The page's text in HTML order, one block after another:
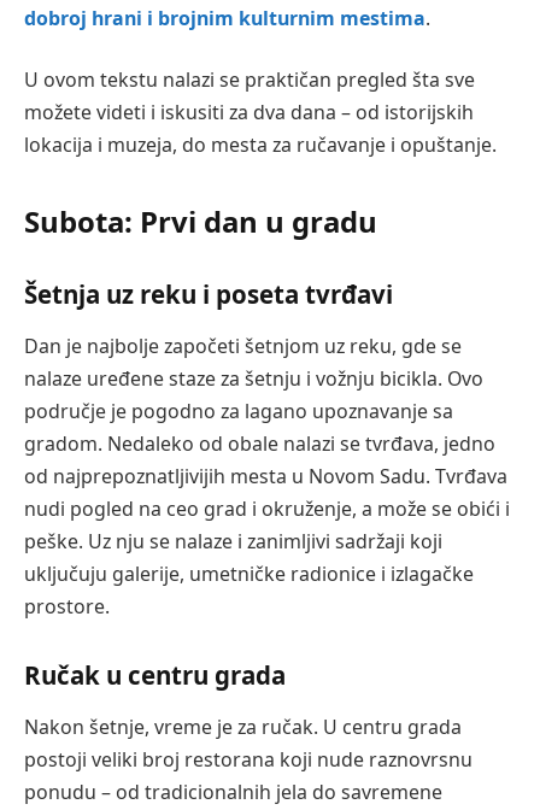
dobroj hrani i brojnim kulturnim mestima.
U ovom tekstu nalazi se praktičan pregled šta sve
možete videti i iskusiti za dva dana – od istorijskih
lokacija i muzeja, do mesta za ručavanje i opuštanje.
Subota: Prvi dan u gradu
Šetnja uz reku i poseta tvrđavi
Dan je najbolje započeti šetnjom uz reku, gde se
nalaze uređene staze za šetnju i vožnju bicikla. Ovo
područje je pogodno za lagano upoznavanje sa
gradom. Nedaleko od obale nalazi se tvrđava, jedno
od najprepoznatljivijih mesta u Novom Sadu. Tvrđava
nudi pogled na ceo grad i okruženje, a može se obići i
peške. Uz nju se nalaze i zanimljivi sadržaji koji
uključuju galerije, umetničke radionice i izlagačke
prostore.
Ručak u centru grada
Nakon šetnje, vreme je za ručak. U centru grada
postoji veliki broj restorana koji nude raznovrsnu
ponudu – od tradicionalnih jela do savremene